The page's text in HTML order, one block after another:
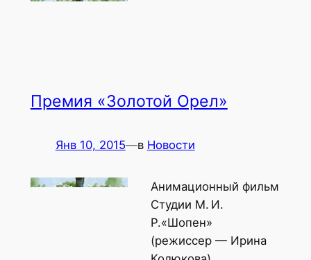
Премия «Золотой Орел»
Янв 10, 2015—в Новости
Анимационный фильм
Студии М. И.
Р.«Шопен»
(режиссер — Ирина